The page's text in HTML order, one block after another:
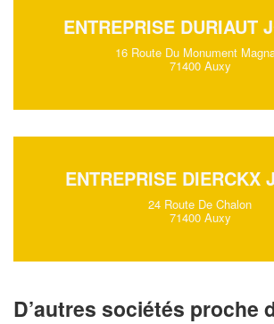
ENTREPRISE DURIAUT
16 Route Du Monument
71400 Auxy
ENTREPRISE DIERCKX
24 Route De Chalon
71400 Auxy
D’autres sociétés proche